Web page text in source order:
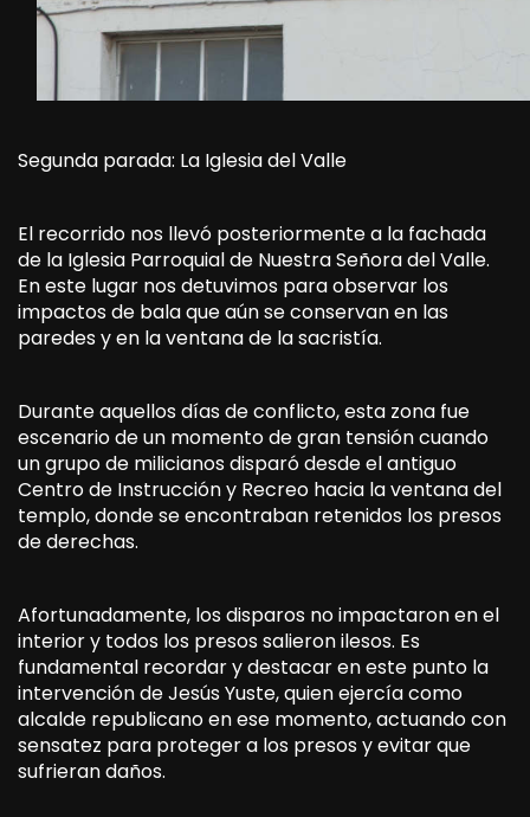
Segunda parada: La Iglesia del Valle
El recorrido nos llevó posteriormente a la fachada
de la Iglesia Parroquial de Nuestra Señora del Valle.
En este lugar nos detuvimos para observar los
impactos de bala que aún se conservan en las
paredes y en la ventana de la sacristía.
Durante aquellos días de conflicto, esta zona fue
escenario de un momento de gran tensión cuando
un grupo de milicianos disparó desde el antiguo
Centro de Instrucción y Recreo hacia la ventana del
templo, donde se encontraban retenidos los presos
de derechas.
Afortunadamente, los disparos no impactaron en el
interior y todos los presos salieron ilesos. Es
fundamental recordar y destacar en este punto la
intervención de Jesús Yuste, quien ejercía como
alcalde republicano en ese momento, actuando con
sensatez para proteger a los presos y evitar que
sufrieran daños.